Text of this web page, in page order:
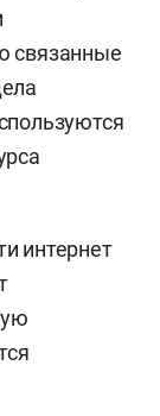
связанные
интернет